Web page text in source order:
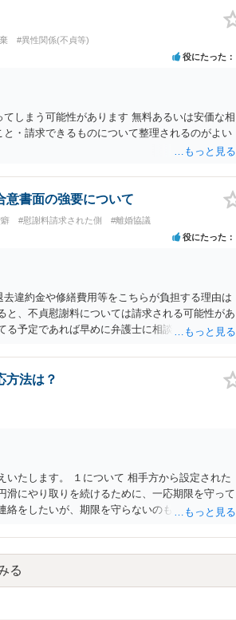
#異性関係(不貞等)
役にたった
しまう可能性があります 無料あるいは安価な相
・請求できるものについて整理されるのがよい
意書面の強要について
#慰謝料請求された側 #離婚協議
役にたった
違約金や修繕費用等をこちらが負担する理由は
、不貞慰謝料については請求される可能性があ
予定であれば早めに弁護士に相談し、弁護士か
方法は？
たします。 １について 相手方から設定された
にやり取りを続けるために、一応期限を守って
をしたいが、期限を守らないのもご不安という
料請求は、法的には別の議論ではありますが、
者であるにもかかわらず、結婚するということ
権の負担割合が高くなり、婚約破棄の慰謝料も
。 ただし、法律上重婚は認められていないの
る